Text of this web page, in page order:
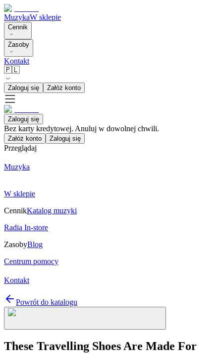
MuzykaW sklepie
Cennik
Zasoby
Kontakt
🇵🇱
Zaloguj się Załóż konto
Zaloguj się
Bez karty kredytowej. Anuluj w dowolnej chwili.
Załóż konto Zaloguj się
Przeglądaj
Muzyka
W sklepie
CennikKatalog muzyki
Radia In-store
ZasobyBlog
Centrum pomocy
Kontakt
Powrót do katalogu
These Travelling Shoes Are Made For